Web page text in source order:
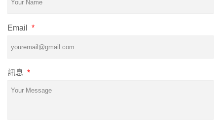
Email *
訊息 *